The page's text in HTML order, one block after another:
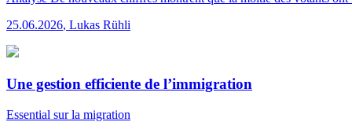
25.06.2026, Lukas Rühli
Une gestion efficiente de l’immigration
Essential sur la migration